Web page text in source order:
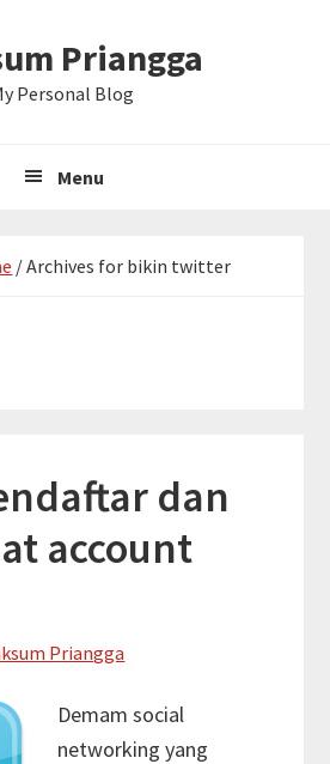
Priangga
Personal Blog
Menu
/Archives for bikin twitter
dan
account
Priangga
Demam social
networking yang